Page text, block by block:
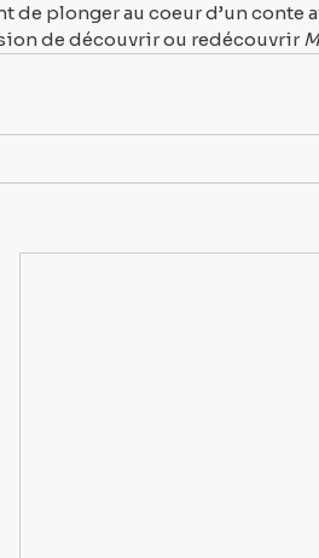
de plonger au coeur d’un conte
de découvrir ou redécouvrir